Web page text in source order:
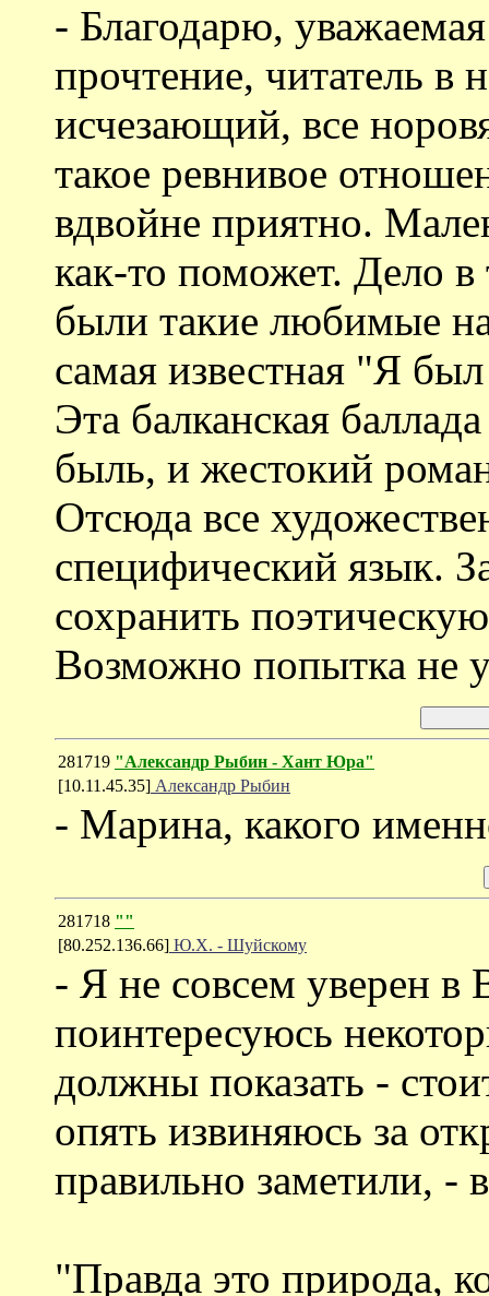
- Благодарю,
прочтение, читатель в
исчезающий, все
такое ревнивое
вдвойне приятно.
как-то поможет. Дело
были такие любимые
самая известная "Я
Эта балканская
быль, и жестокий
Отсюда все
специфический язык.
сохранить
Возможно попытка не
281719 "Александр Рыбин - Хант Юра"
[10.11.45.35] Александр Рыбин
- Марина, какого
281718 ""
[80.252.136.66] Ю.Х. - Шуйскому
- Я не совсем уверен в
поинтересуюсь
должны показать -
опять извиняюсь за
правильно заметили, -
"Правда это природа,